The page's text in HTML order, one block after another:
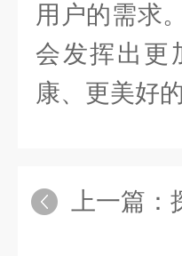
用户的需求
会发挥出更
康、更美好
上一篇：